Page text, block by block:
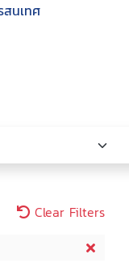
นเทศ
Clear Filters